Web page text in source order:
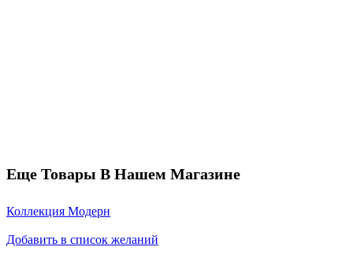
Еще Товары В Нашем Магазине
Коллекция Модерн
Добавить в список желаний